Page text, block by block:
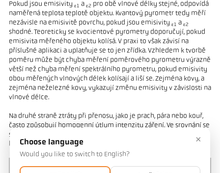
Pokud jsou emisivity ε1 a ε2 pro obě vlnové délky stejné, odpovídá
naměřená teplota teplotě objektu. Kvantový pyrometr tedy měří
nezávisle na emisivitě povrchu, pokud jsou emisivity ε1 a ε2
shodné. Teoreticky se kvocientové pyrometry doporučují, pokud
emisivita měřeného objektu kolísá. V praxi to však závisí na
příslušné aplikaci a uplatňuje se to jen zřídka. Vzhledem k tvorbě
poměru může být chyba měření poměrového pyrometru výrazně
větší než chyba měření spektrálního pyrometru, pokud emisivity
obou měřených vlnových délek kolísají a liší se. Zejména kovy, a
zejména neželezné kovy, vykazují změnu emisivity v závislosti na
vlnové délce.
Na druhé straně ztráty při přenosu, jako je prach, pára nebo kouř,
často způsobují homogenní útlum intenzity záření. Ve srovnání se
spektrálními pyrometry zůstává za těchto podmínek naměřená
hodnota poměrových pyrometrů konstantní.
×
Choose language
Would you like to switch to English?